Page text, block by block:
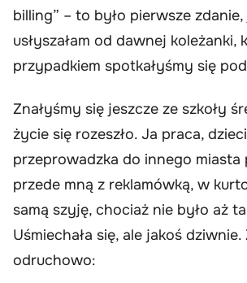
billing” – to było pierwsze zdanie,
usłyszałam od dawnej koleżanki,
przypadkiem spotkałyśmy się
Znałyśmy się jeszcze ze szkoły
życie się rozeszło. Ja praca,
przeprowadzka do innego miasta
przede mną z reklamówką, w
samą szyję, chociaż nie było aż
Uśmiechała się, ale jakoś dziwnie.
odruchowo: